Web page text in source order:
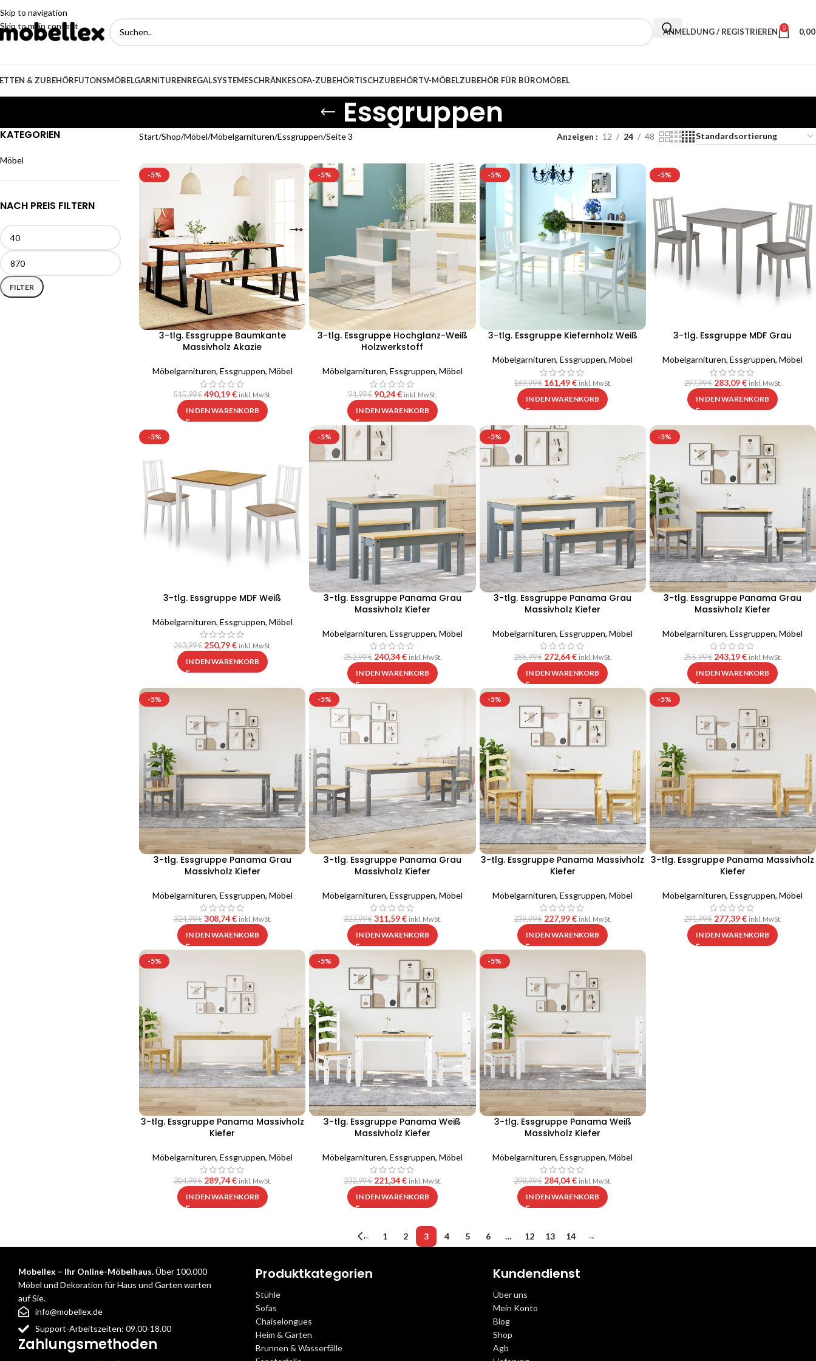
Skip to navigation
Skip to main content
ANMELDUNG / REGISTRIEREN 0
& ZUBEHÖRFUTONSMÖBELGARNITURENREGALSYSTEMESCHRÄNKESOFA-ZUBEHÖRTISCHZUBEHÖRTV-MÖBELZUBEHÖR FÜR BÜROMÖBEL
Essgruppen
KATEGORIEN
Möbel
NACH PREIS FILTERN
FILTER
Start Shop Möbel Möbelgarnituren Essgruppen Seite 3 Anzeigen 12 24 48
-5%
3-tlg. Essgruppe Baumkante
Massivholz Akazie
Möbelgarnituren, Essgruppen, Möbel
515,99€ 490,19€ inkl. MwSt.
IN DEN WARENKORB
-5%
3-tlg. Essgruppe Hochglanz-Weiß
Holzwerkstoff
Möbelgarnituren, Essgruppen, Möbel
94,99€ 90,24€ inkl. MwSt.
IN DEN WARENKORB
-5%
3-tlg. Essgruppe Kiefernholz Weiß
Möbelgarnituren,Essgruppen,Möbel
169,99€ 161,49€ inkl. MwSt.
IN DEN WARENKORB
-5%
3-tlg. Essgruppe MDF Grau
Möbelgarnituren,Essgruppen,Möbel
297,99€ 283,09€ inkl. MwSt.
IN DEN WARENKORB
-5%
3-tlg. Essgruppe MDF Weiß
Möbelgarnituren, Essgruppen, Möbel
263,99€ 250,79€ inkl. MwSt.
IN DEN WARENKORB
-5%
3-tlg. Essgruppe Panama Grau
Massivholz Kiefer
Möbelgarnituren, Essgruppen, Möbel
252,99€ 240,34€ inkl. MwSt.
IN DEN WARENKORB
-5%
3-tlg. Essgruppe Panama Grau
Massivholz Kiefer
Möbelgarnituren,Essgruppen,Möbel
286,99€ 272,64€ inkl. MwSt.
IN DEN WARENKORB
-5%
3-tlg. Essgruppe Panama Grau
Massivholz Kiefer
Möbelgarnituren,Essgruppen,Möbel
255,99€ 243,19€ inkl. MwSt.
IN DEN WARENKORB
-5%
3-tlg. Essgruppe Panama Grau
Massivholz Kiefer
Möbelgarnituren, Essgruppen, Möbel
324,99€ 308,74€ inkl. MwSt.
IN DEN WARENKORB
-5%
3-tlg. Essgruppe Panama Grau
Massivholz Kiefer
Möbelgarnituren, Essgruppen, Möbel
327,99€ 311,59€ inkl. MwSt.
IN DEN WARENKORB
-5%
3-tlg. Essgruppe Panama Massivholz
Kiefer
Möbelgarnituren,Essgruppen,Möbel
239,99€ 227,99€ inkl. MwSt.
IN DEN WARENKORB
-5%
3-tlg. Essgruppe Panama Massivholz
Kiefer
Möbelgarnituren,Essgruppen,Möbel
291,99€ 277,39€ inkl. MwSt.
IN DEN WARENKORB
-5%
3-tlg. Essgruppe Panama Massivholz
Kiefer
Möbelgarnituren, Essgruppen, Möbel
304,99€ 289,74€ inkl. MwSt.
IN DEN WARENKORB
-5%
3-tlg. Essgruppe Panama Weiß
Massivholz Kiefer
Möbelgarnituren, Essgruppen, Möbel
232,99€ 221,34€ inkl. MwSt.
IN DEN WARENKORB
-5%
3-tlg. Essgruppe Panama Weiß
Massivholz Kiefer
Möbelgarnituren,Essgruppen,Möbel
298,99€ 284,04€ inkl. MwSt.
IN DEN WARENKORB
← 1 2 3 4 5 6 … 12 13 14 →
Mobellex – Ihr Online-Möbelhaus.Über 100.000
Möbel und Dekoration für Haus und Garten warten
auf Sie.
info@mobellex.de
Support-Arbeitszeiten: 09.00-18.00
Zahlungsmethoden
Produktkategorien
Stühle
Sofas
Chaiselongues
Heim & Garten
Brunnen & Wasserfälle
Kundendienst
Über uns
Mein Konto
Blog
Shop
Agb